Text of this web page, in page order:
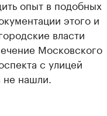
опыт в подобных
этого и
власти
Московского
с улицей
нашли.